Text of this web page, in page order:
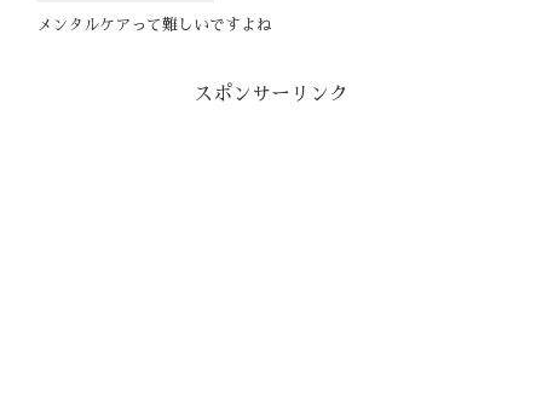
メンタルケアって難しいですよね
スポンサーリンク